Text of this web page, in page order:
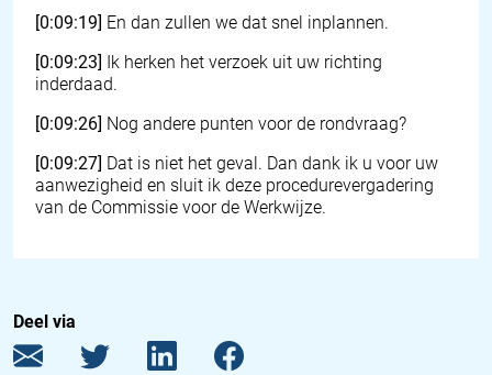
[0:09:19] En dan zullen we dat snel inplannen.
[0:09:23] Ik herken het verzoek uit uw richting
inderdaad.
[0:09:26] Nog andere punten voor de rondvraag?
[0:09:27] Dat is niet het geval. Dan dank ik u voor uw
aanwezigheid en sluit ik deze procedurevergadering
van de Commissie voor de Werkwijze.
Deel via